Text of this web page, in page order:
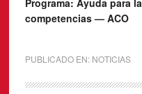
Programa: Ayuda para
competencias — ACO
PUBLICADO EN: NOTICIAS